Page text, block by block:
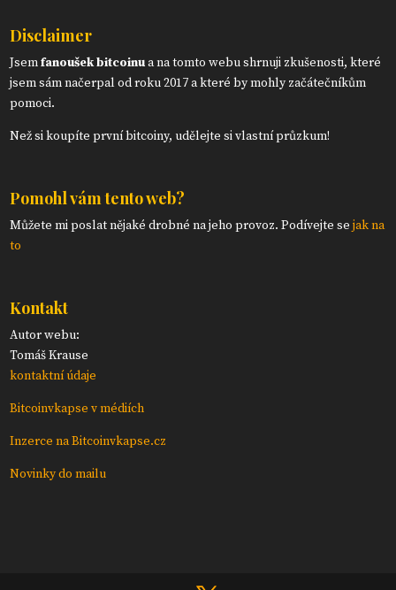
Disclaimer
Jsemfanoušek bitcoinua na tomto webu shrnuji zkušenosti, které
jsem sám načerpal od roku 2017 a které by mohly začátečníkům
pomoci.
Než si koupíte první bitcoiny, udělejte si vlastní průzkum!
Pomohl vám tento web?
Můžete mi poslat nějaké drobné na jeho provoz. Podívejte sejak na
to
Kontakt
Autor webu:
Tomáš Krause
kontaktní údaje
Bitcoinvkapse v médiích
Inzerce na Bitcoinvkapse.cz
Novinky do mailu